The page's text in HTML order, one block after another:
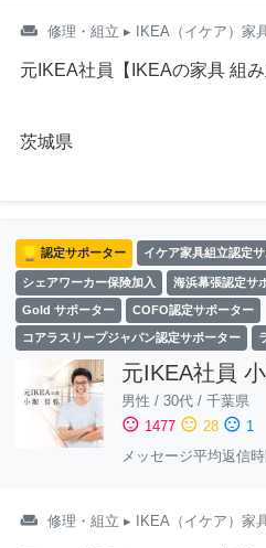
weekend 修理・組立 ▸ IKEA（イケア）家
元IKEA社員【IKEAの家具 組み
茨城県
認定サポーター イケア家具組立認定
シェアワーカー保険加入 海浜幕張認定サ
Gold サポーター COFO認定サポーター
コアラスリープジャパン認定サポーター
元IKEA社員
男性 / 30代/ 千葉県
sentiment_satisfied 1477 sentiment_neutral 28 sentiment_dissatisfied 1
メッセージ平均返信
weekend 修理・組立 ▸ IKEA（イケア）家